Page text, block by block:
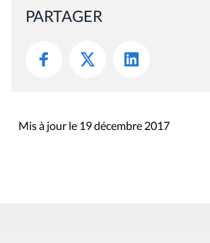
PARTAGER
Mis à jour le 19 décembre 2017